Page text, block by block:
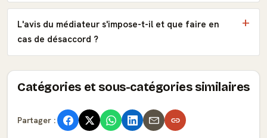
L'avis du médiateur s'impose-t-il et que faire en
cas de désaccord ?
Catégories et sous-catégories similaires
Partager :